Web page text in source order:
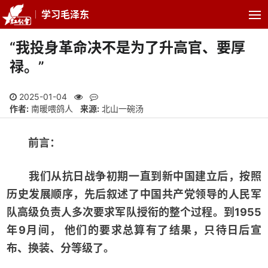
学习毛泽东
“我投身革命决不是为了升高官、要厚
禄。”
2025-01-04
作者: 南暖喂鸽人 来源: 北山一碗汤
前言：
我们从抗日战争初期一直到新中国建立后，按照
历史发展顺序，先后叙述了中国共产党领导的人民军
队高级负责人多次要求军队授衔的整个过程。到1955
年9月间， 他们的要求总算有了结果，只待日后宣
布、换装、分等级了。